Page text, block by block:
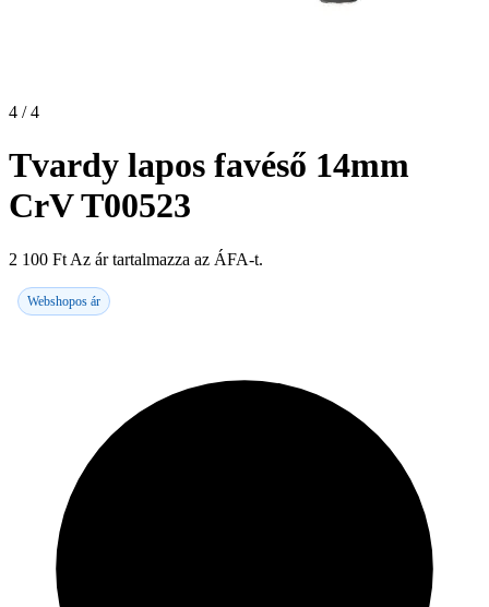
4 / 4
Tvardy lapos favéső 14mm
CrV T00523
2 100 Ft Az ár tartalmazza az ÁFA-t.
Webshopos ár